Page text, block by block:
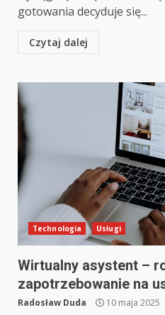
gotowania decyduje się...
Czytaj dalej
Technologia Usługi
Wirtualny asystent –
zapotrzebowanie na
Radosław Duda 10 maja 2025